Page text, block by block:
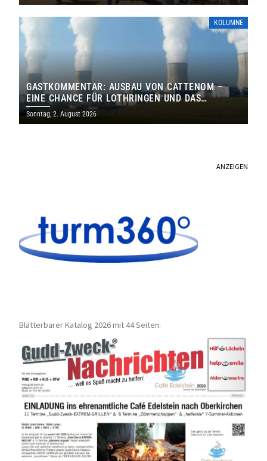
KOLUMNE
GASTKOMMENTAR: AUSBAU VON CATTENOM –
EINE CHANCE FÜR LOTHRINGEN UND DAS
SAARLAND
Sonntag, 2. August 2026
ANZEIGEN
Blätterbarer Katalog 2026 mit 44 Seiten: